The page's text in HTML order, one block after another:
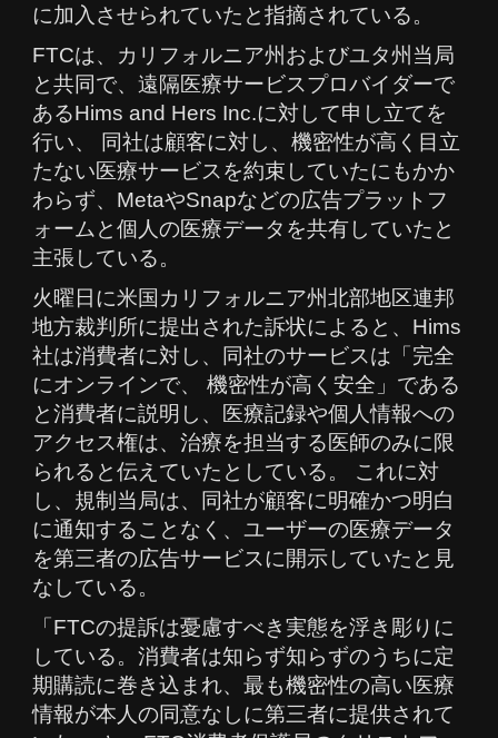
に加入させられていたと指摘されている。
FTCは、カリフォルニア州およびユタ州当局
と共同で、遠隔医療サービスプロバイダーで
あるHims and Hers Inc.に対して申し立てを
行い、 同社は顧客に対し、機密性が高く目立
たない医療サービスを約束していたにもかか
わらず、MetaやSnapなどの広告プラットフ
ォームと個人の医療データを共有していたと
主張している。
火曜日に米国カリフォルニア州北部地区連邦
地方裁判所に提出された訴状によると、Hims
社は消費者に対し、同社のサービスは「完全
にオンラインで、 機密性が高く安全」である
と消費者に説明し、医療記録や個人情報への
アクセス権は、治療を担当する医師のみに限
られると伝えていたとしている。 これに対
し、規制当局は、同社が顧客に明確かつ明白
に通知することなく、ユーザーの医療データ
を第三者の広告サービスに開示していたと見
なしている。
「FTCの提訴は憂慮すべき実態を浮き彫りに
している。消費者は知らず知らずのうちに定
期購読に巻き込まれ、最も機密性の高い医療
情報が本人の同意なしに第三者に提供されて